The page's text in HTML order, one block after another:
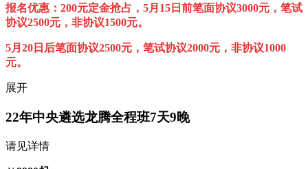
报名优惠：200元定金抢占，5月15日前笔面协议3000元，笔试
协议2500元，非协议1500元。
5月20日后笔面协议2500元，笔试协议2000元，非协议1000
元。
展开
22年中央遴选龙腾全程班7天9晚
请见详情